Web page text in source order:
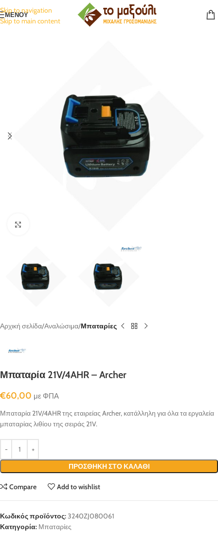
Skip to navigation
Skip to main content
ΜΕΝΟΥ
Αρχική σελίδα Αναλώσιμα Μπαταρίες
Μπαταρία 21V/4AHR – Archer
€60,00 με ΦΠΑ
Μπαταρία 21V/4AHR της εταιρείας Archer, κατάλληλη για όλα τα εργαλεία
μπαταρίας λιθίου της σειράς 21V.
ΠΡΟΣΘΉΚΗ ΣΤΟ ΚΑΛΆΘΙ
Compare Add to wishlist
Κωδικός προϊόντος:3240ZJ080061
Κατηγορία: Μπαταρίες